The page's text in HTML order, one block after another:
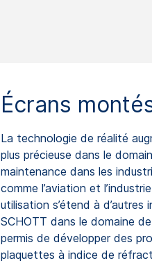
Écrans
La technologie de réalité
plus précieuse dans le
maintenance dans les
comme l’aviation et
utilisation s’étend à d’autres
SCHOTT dans le domaine
permis de développer des
plaquettes à indice de